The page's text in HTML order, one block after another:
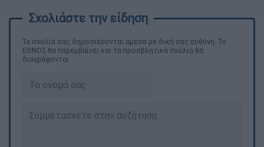
Τα σχολιά σας δημοσιεύονται άμεσα με δική σας ευθύνη. Το
ΕΘΝΟΣ θα παρεμβαίνει και τα προσβλητικά σχόλια θα
διαγράφονται